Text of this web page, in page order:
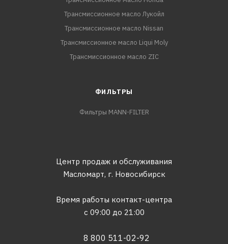
Трансмиссионное масло Лукойл
Трансмиссионное масло Nissan
Трансмиссионное масло Liqui Moly
Трансмиссионное масло ZIC
ФИЛЬТРЫ
Фильтры MANN-FILTER
Центр продаж и обслуживания
Масломарт, г. Новосибирск
Время работы контакт-центра
с 09:00 до 21:00
8 800 511-02-92